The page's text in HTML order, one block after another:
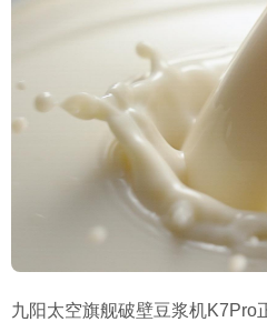
九阳太空旗舰破壁豆浆机K7Pro